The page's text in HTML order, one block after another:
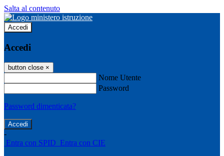
Salta al contenuto
Accedi
Accedi
button close ×
Nome Utente
Password
Password dimenticata?
-
Entra con SPID Entra con CIE